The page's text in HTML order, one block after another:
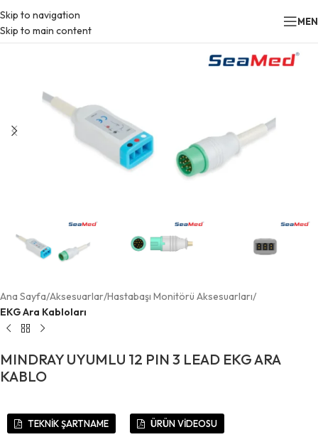
Skip to navigation
Skip to main content
Ana Sayfa Aksesuarlar Hastabaşı Monitörü Aksesuarları
EKG Ara Kabloları
MINDRAY UYUMLU 12 PIN 3 LEAD EKG ARA
KABLO
TEKNİK ŞARTNAME ÜRÜN VİDEOSU